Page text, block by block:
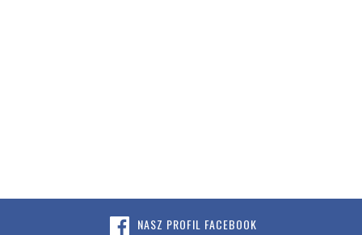
NASZ PROFIL FACEBOOK